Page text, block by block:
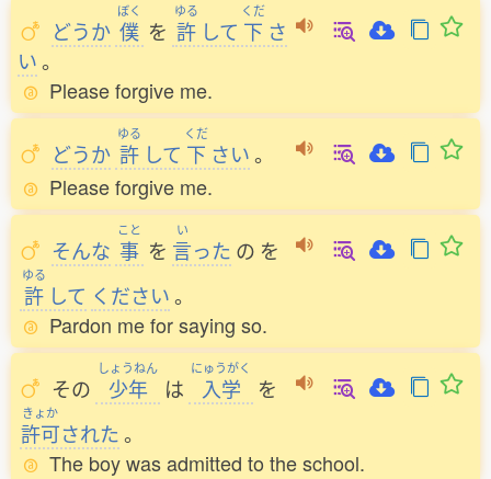
どうか
ぼく
僕 を
ゆる
許 して
くだ
下 さ
い。
Please forgive me.
どうか
ゆる
許 して
くだ
下 さい。
Please forgive me.
そんな
こと
事 を
い
言った の を
ゆる
許 して ください。
Pardon me for saying so.
その
しょうねん
少年 は
にゅうがく
入学 を
きょか
許可された。
The boy was admitted to the school.